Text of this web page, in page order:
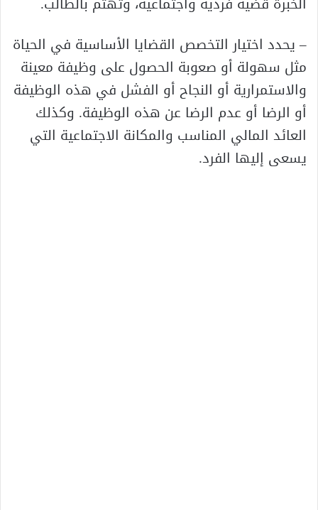
– يحدد اختيار التخصص القضايا الأساسية في الحياة
مثل سهولة أو صعوبة الحصول على وظيفة معينة
والاستمرارية أو النجاح أو الفشل في هذه الوظيفة
أو الرضا أو عدم الرضا عن هذه الوظيفة. وكذلك
العائد المالي المناسب والمكانة الاجتماعية التي
يسعى إليها الفرد.